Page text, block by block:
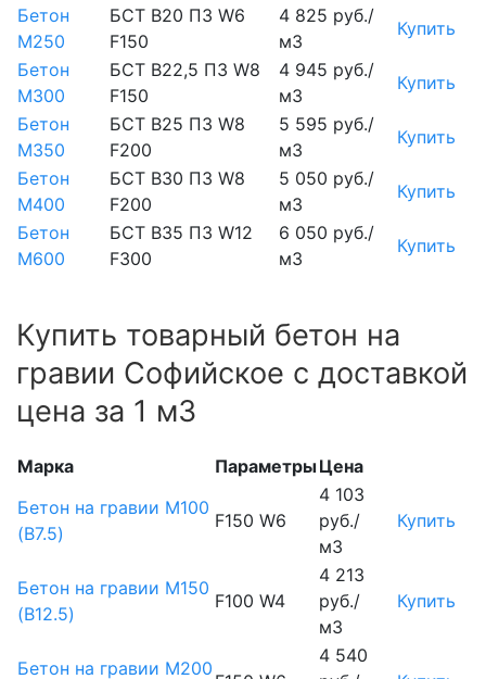
Бетон
М250
БСТ В20 П3 W6
F150
4 825 руб./
м3
Купить
Бетон
М300
БСТ В22,5 П3 W8
F150
4 945 руб./
м3
Купить
Бетон
М350
БСТ В25 П3 W8
F200
5 595 руб./
м3
Купить
Бетон
М400
БСТ В30 П3 W8
F200
5 050 руб./
м3
Купить
Бетон
М600
БСТ В35 П3 W12
F300
6 050 руб./
м3
Купить
Купить товарный бетон на
гравии Софийское с доставкой
цена за 1 м3
Марка ПараметрыЦена
Бетон на гравии М100
(B7.5)
F150 W6
4 103
руб./
м3
Купить
Бетон на гравии М150
(B12.5)
F100 W4
4 213
руб./
м3
Купить
Бетон на гравии М200
4 540